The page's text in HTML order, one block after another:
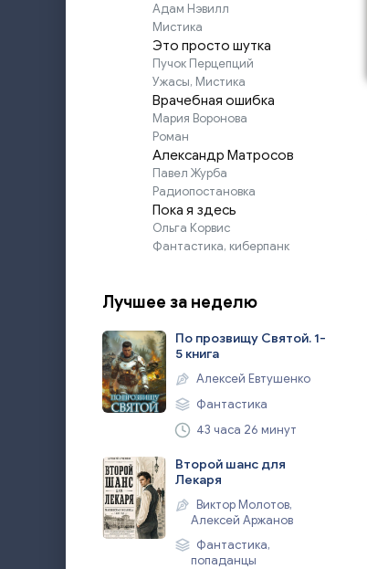
Адам Нэвилл
Мистика
Это просто шутка
Пучок Перцепций
Ужасы, Мистика
Врачебная ошибка
Мария Воронова
Роман
Александр Матросов
Павел Журба
Радиопостановка
Пока я здесь
Ольга Корвис
Фантастика, киберпанк
Лучшее за неделю
По прозвищу Святой. 1-
5 книга
Алексей Евтушенко
Фантастика
43 часа 26 минут
Второй шанс для
Лекаря
Виктор Молотов,
Алексей Аржанов
Фантастика,
попаданцы